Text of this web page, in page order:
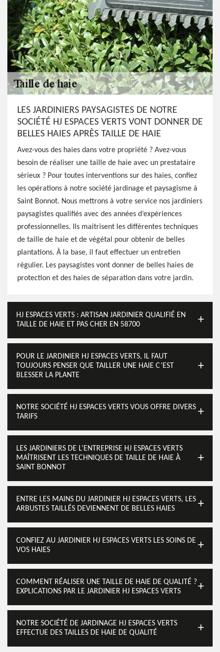
LES JARDINIERS PAYSAGISTES DE NOTRE
SOCIÉTÉ HJ ESPACES VERTS VONT DONNER DE
BELLES HAIES APRÈS TAILLE DE HAIE
Avez-vous des haies dans votre propriété ? Avez-vous
besoin de réaliser une taille de haie avec un prestataire
sérieux ? Pour toutes interventions sur des haies, confiez
les opérations à notre société jardinage et paysagisme à
Saint Bonnot. Nous mettrons à votre service nos jardiniers
paysagistes qualifiés avec des années d’expériences
professionnelles. Ils maitrisent les différentes techniques
de taille de haie et de végétal pour obtenir de belles
plantations. À la base, il faut effectuer un entretien
régulier. Les paysagistes vont donner de belles haies de
protection et des haies de séparation dans votre jardin.
HJ ESPACES VERTS : ARTISAN JARDINIER QUALIFIÉ EN
TAILLE DE HAIE ET PAS CHER EN 58700
POUR LE JARDINIER HJ ESPACES VERTS, IL FAUT
TOUJOURS PENSER QUE TAILLER UNE HAIE C’EST
BLESSER LA PLANTE
NOTRE SOCIÉTÉ HJ ESPACES VERTS VOUS OFFRE DIVERS
TARIFS
LES JARDINIERS DE L’ENTREPRISE HJ ESPACES VERTS
MAÎTRISENT LES TECHNIQUES DE TAILLE DE HAIE À
SAINT BONNOT
ENTRE LES MAINS DU JARDINIER HJ ESPACES VERTS, LES
ARBUSTES TAILLÉS DEVIENNENT DE BELLES HAIES
CONFIEZ AU JARDINIER HJ ESPACES VERTS LES SOINS DE
VOS HAIES
COMMENT RÉALISER UNE TAILLE DE HAIE DE QUALITÉ ?
EXPLICATIONS PAR LE JARDINIER HJ ESPACES VERTS
NOTRE SOCIÉTÉ DE JARDINAGE HJ ESPACES VERTS
EFFECTUE DES TAILLES DE HAIE DE QUALITÉ